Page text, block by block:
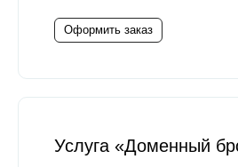
Оформить заказ
Услуга «Доменный